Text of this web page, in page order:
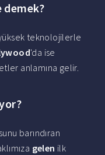
teknolojilerle
'da ise
anlamına gelir.
barındıran
gelen ilk